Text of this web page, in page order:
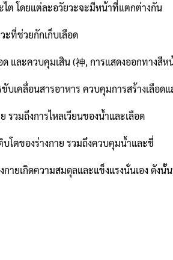
ไต โดยแต่ละอวัยวะจะมีหน้าที่แตกต่างกัน
ะที่ช่วยกักเก็บเลือด
และควบคุมเสิน (神, การแสดงออกทางสี
คลื่อนสารอาหาร ควบคุมการสร้างเลือด
วมถึงการไหลเวียนของน้ำและเลือด
โตของร่างกาย รวมถึงควบคุมน้ำและชี่
ยเกิดความสมดุลและแข็งแรงนั่นเอง ดัง